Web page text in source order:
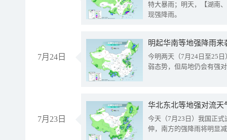
特大暴雨；明天，【湖南
现强降雨。
7月24日
明起华南等地强降雨
今明两天（7月24日至25
弱态势，但局地仍会有强
7月23日
华北东北等地强对流天
今天（7月23日）我国正
伸，南方的强降雨将明显